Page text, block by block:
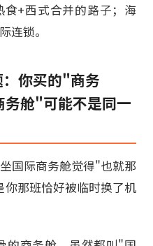
+西式合并的路子；海
连锁。
你买的"商务
舱"可能不是同一
国际商务舱觉得"也就那
那班恰好被临时换了机